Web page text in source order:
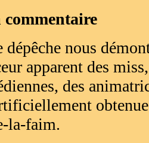
dépêche nous
apparent des
des
la-faim.